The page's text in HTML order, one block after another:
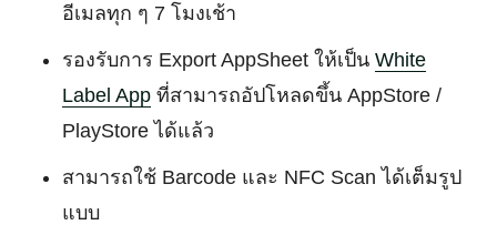
อีเมลทุก ๆ 7 โมงเช้า
รองรับการ Export AppSheet ให้เป็น White
Label App ที่สามารถอัปโหลดขึ้น AppStore /
PlayStore ได้แล้ว
สามารถใช้ Barcode และ NFC Scan ได้เต็มรูป
แบบ